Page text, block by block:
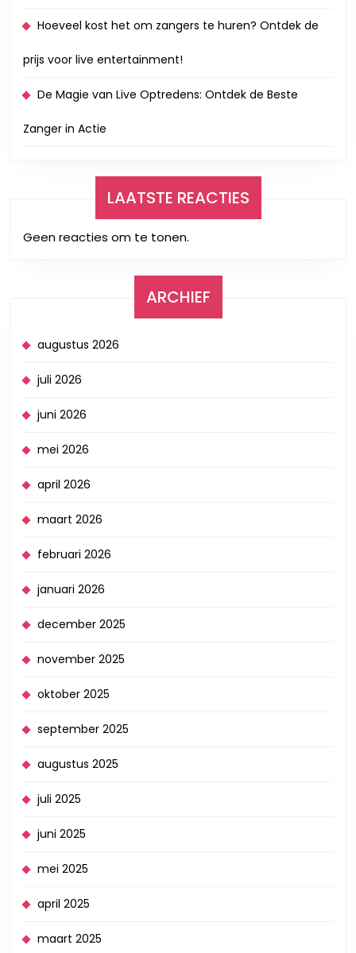
Hoeveel kost het om zangers te huren? Ontdek de
prijs voor live entertainment!
De Magie van Live Optredens: Ontdek de Beste
Zanger in Actie
LAATSTE REACTIES
Geen reacties om te tonen.
ARCHIEF
augustus 2026
juli 2026
juni 2026
mei 2026
april 2026
maart 2026
februari 2026
januari 2026
december 2025
november 2025
oktober 2025
september 2025
augustus 2025
juli 2025
juni 2025
mei 2025
april 2025
maart 2025